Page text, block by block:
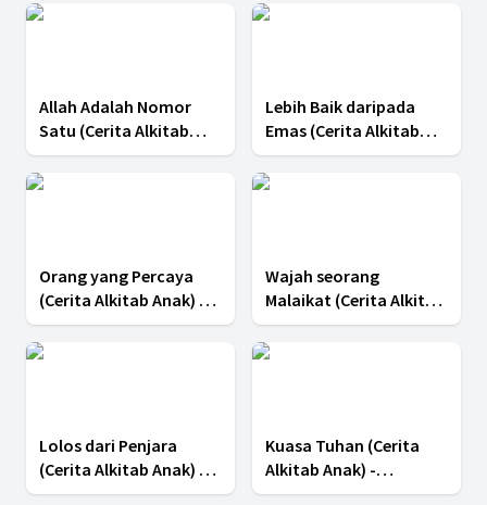
Kuartal III 2025
Pelajaran 10 Kuartal III
Allah Adalah Nomor
Satu (Cerita Alkitab
Anak) - Pelajaran 9
Kuartal III 2025
Lebih Baik daripada
Emas (Cerita Alkitab
Anak) - Pelajaran 5
Kuartal III 2025
Orang yang Percaya
(Cerita Alkitab Anak) -
Pelajaran 4 Kuartal III
2025
Wajah seorang
Malaikat (Cerita Alkitab
Anak) - Pelajaran 3
Kuartal III 2025
Lolos dari Penjara
(Cerita Alkitab Anak) -
Pelajaran 2 Kuartal III
Kuasa Tuhan (Cerita
Alkitab Anak) -
Pelajaran 1 Kuartal III